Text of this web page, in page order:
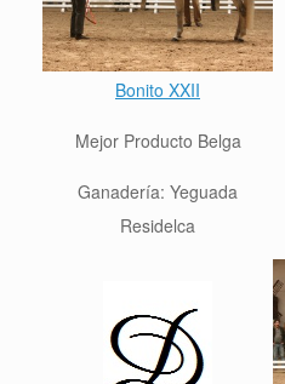
Bonito XXII
Mejor Producto Belga
Ganadería: Yeguada
Residelca